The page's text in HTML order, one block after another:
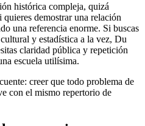
histórica compleja, quizá
demostrar una relación
una referencia enorme. Si buscas
y estadística a la vez, Du
claridad pública y repetición
escuela utilísima.
creer que todo problema de
con el mismo repertorio de